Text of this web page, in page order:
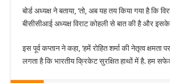
बोर्ड अध्यक्ष ने बताया, ‘तो, अब यह तय किया गया है
बीसीसीआई अध्यक्ष विराट कोहली से बात की है और
इस पूर्व कप्तान ने कहा, ‘हमें रोहित शर्मा की नेतृत्व
लगता है कि भारतीय क्रिकेट सुरक्षित हाथों में है. हम